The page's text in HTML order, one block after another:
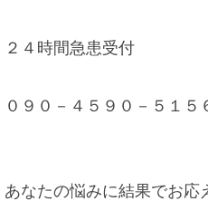
２４時間急患受付
０９０－４５９０－５１５
あなたの悩みに結果でお応